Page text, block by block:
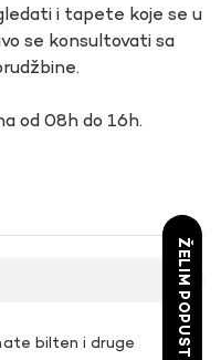
i tapete koje se u
se konsultovati sa
od 08h do 16h.
bilten i druge
ŽELIM POPUST